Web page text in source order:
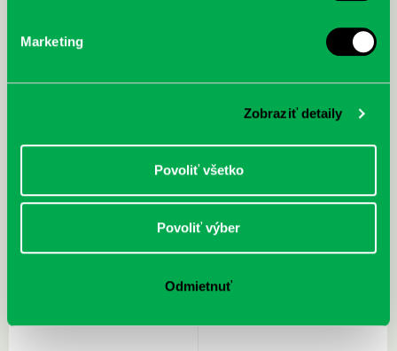
Marketing
Zobraziť detaily
Povoliť všetko
Povoliť výber
Odmietnuť
Sprievodca po hviezdnej oblohe
kompletný sprievodca